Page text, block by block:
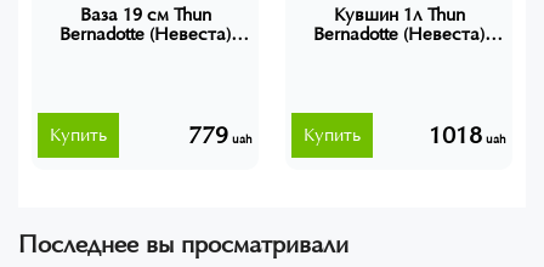
Ваза 19 см Thun
Bernadotte (Невеста)
779 uah
Купить
Кувшин 1л Thun
Bernadotte (Невеста)
1018 uah
Купить
Последнее вы просматривали